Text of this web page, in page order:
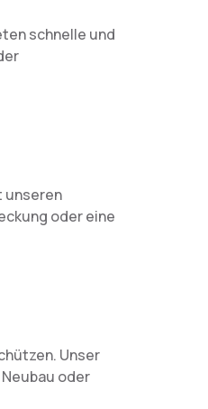
schnelle und
unseren
oder eine
Unser
oder